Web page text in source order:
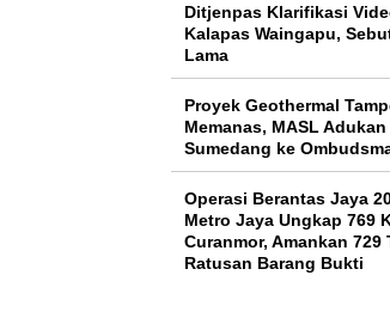
Ditjenpas Klarifikasi
Kalapas Waingapu,
Lama
Proyek Geothermal
Memanas, MASL Adukan
Sumedang ke
Operasi Berantas Jaya
Metro Jaya Ungkap 769
Curanmor, Amankan 729
Ratusan Barang Bukti